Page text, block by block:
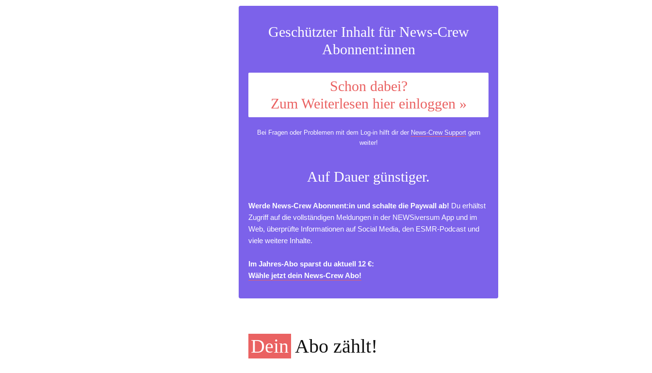
Geschützter Inhalt für News-Crew
Abonnent:innen
Schon dabei?
Zum Weiterlesen hier einloggen »
Bei Fragen oder Problemen mit dem Log-in hilft dir der News-Crew Supportgern
weiter!
Auf Dauer günstiger.
Werde News-Crew Abonnent:in und schalte die Paywall ab! Du erhältst
Zugriff auf die vollständigen Meldungen in der NEWSiversum App und im
Web, überprüfte Informationen auf Social Media, den ESMR-Podcast und
viele weitere Inhalte.
Im Jahres-Abo sparst du aktuell 12 €:
Wähle jetzt dein News-Crew Abo!
Dein Abo zählt!